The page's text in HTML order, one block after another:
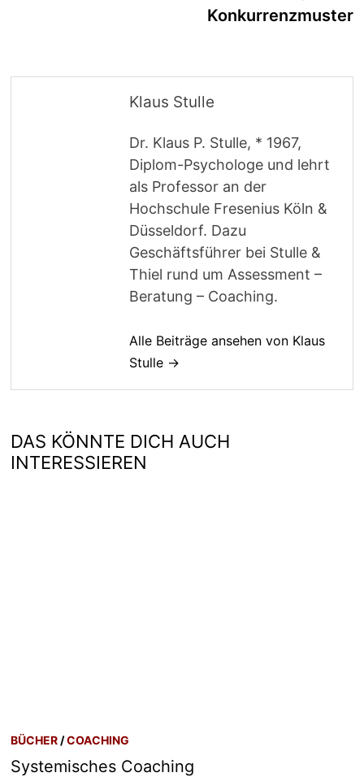
Konkurrenzmuster
Klaus Stulle
Dr. Klaus P. Stulle, * 1967,
Diplom-Psychologe und lehrt
als Professor an der
Hochschule Fresenius Köln &
Düsseldorf. Dazu
Geschäftsführer bei Stulle &
Thiel rund um Assessment –
Beratung – Coaching.
Alle Beiträge ansehen von Klaus
Stulle →
DAS KÖNNTE DICH AUCH
INTERESSIEREN
BÜCHER /COACHING
Systemisches Coaching